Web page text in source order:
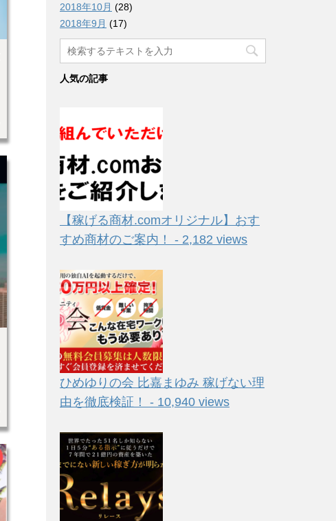
2018年10月 (28)
2018年9月 (17)
人気の記事
【稼げる商材.comオリジナル】おす
すめ商材のご案内！ - 2,182 views
ひめゆりの会 比嘉まゆみ 稼げない理
由を徹底検証！ - 10,940 views